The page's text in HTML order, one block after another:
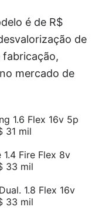
é de R$
de
fabricação,
mercado de
1.6 Flex 16v 5p
31 mil
Fire Flex 8v
33 mil
1.8 Flex 16v
33 mil